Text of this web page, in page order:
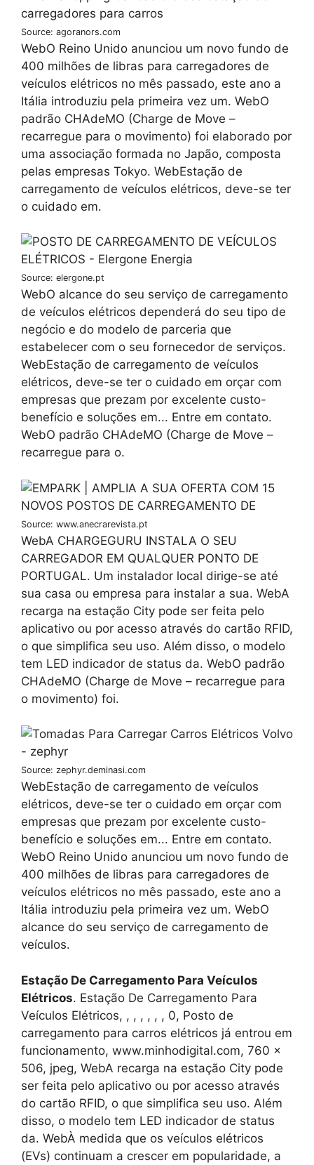
Source: agoranors.com
WebO Reino Unido anunciou um novo fundo de
400 milhões de libras para carregadores de
veículos elétricos no mês passado, este ano a
Itália introduziu pela primeira vez um. WebO
padrão CHAdeMO (Charge de Move –
recarregue para o movimento) foi elaborado por
uma associação formada no Japão, composta
pelas empresas Tokyo. WebEstação de
carregamento de veículos elétricos, deve-se ter
o cuidado em.
Source: elergone.pt
WebO alcance do seu serviço de carregamento
de veículos elétricos dependerá do seu tipo de
negócio e do modelo de parceria que
estabelecer com o seu fornecedor de serviços.
WebEstação de carregamento de veículos
elétricos, deve-se ter o cuidado em orçar com
empresas que prezam por excelente custo-
benefício e soluções em... Entre em contato.
WebO padrão CHAdeMO (Charge de Move –
recarregue para o.
Source: www.anecrarevista.pt
WebA CHARGEGURU INSTALA O SEU
CARREGADOR EM QUALQUER PONTO DE
PORTUGAL. Um instalador local dirige-se até
sua casa ou empresa para instalar a sua. WebA
recarga na estação City pode ser feita pelo
aplicativo ou por acesso através do cartão RFID,
o que simplifica seu uso. Além disso, o modelo
tem LED indicador de status da. WebO padrão
CHAdeMO (Charge de Move – recarregue para
o movimento) foi.
Source: zephyr.deminasi.com
WebEstação de carregamento de veículos
elétricos, deve-se ter o cuidado em orçar com
empresas que prezam por excelente custo-
benefício e soluções em... Entre em contato.
WebO Reino Unido anunciou um novo fundo de
400 milhões de libras para carregadores de
veículos elétricos no mês passado, este ano a
Itália introduziu pela primeira vez um. WebO
alcance do seu serviço de carregamento de
veículos.
Estação De Carregamento Para Veículos
Elétricos. Estação De Carregamento Para
Veículos Elétricos, , , , , , , 0, Posto de
carregamento para carros elétricos já entrou em
funcionamento, www.minhodigital.com, 760 x
506, jpeg, WebA recarga na estação City pode
ser feita pelo aplicativo ou por acesso através
do cartão RFID, o que simplifica seu uso. Além
disso, o modelo tem LED indicador de status
da. WebÀ medida que os veículos elétricos
(EVs) continuam a crescer em popularidade, a